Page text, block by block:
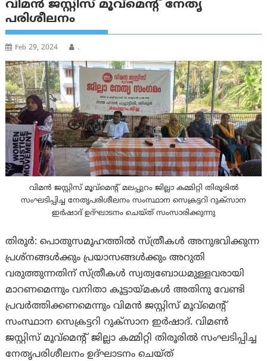
വിമൻ ജസ്റ്റിസ് മൂവ്‌മെന്റ് നേതൃ
പരിശീലനം
Feb 29, 2024 .
വിമൻ ജസ്റ്റിസ് മൂവ്‌മെന്റ് മലപ്പുറം ജില്ലാ കമ്മിറ്റി തിരൂരിൽ
സംഘടിപ്പിച്ച നേതൃപരിശീലനം സംസ്ഥാന സെക്രട്ടറി റുക്‌സാന
ഇർഷാദ് ഉദ്ഘാടനം ചെയ്ത് സംസാരിക്കുന്നു
തിരൂർ: പൊതുസമൂഹത്തിൽ സ്ത്രീകൾ അനുഭവിക്കുന്ന
പ്രശ്‌നങ്ങൾക്കും പ്രയാസങ്ങൾക്കും അറുതി
വരുത്തുന്നതിന് സ്ത്രീകൾ സ്വത്വബോധമുള്ളവരായി
മാറണമെന്നും വനിതാ കൂട്ടായ്മകൾ അതിനു വേണ്ടി
പ്രവർത്തിക്കണമെന്നും വിമൻ ജസ്റ്റിസ് മൂവ്‌മെന്റ്
സംസ്ഥാന സെക്രട്ടറി റുക്‌സാന ഇർഷാദ്. വിമൺ
ജസ്റ്റിസ് മൂവ്‌മെന്റ് ജില്ലാ കമ്മിറ്റി തിരൂരിൽ സംഘടിപ്പിച്ച
നേതൃപരിശീലനം ഉദ്ഘാടനം ചെയ്ത്